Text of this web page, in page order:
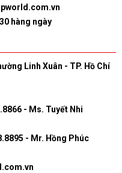
hàng ngày
Linh Xuân - TP. Hồ Chí
- Ms. Tuyết Nhi
- Mr. Hồng Phúc